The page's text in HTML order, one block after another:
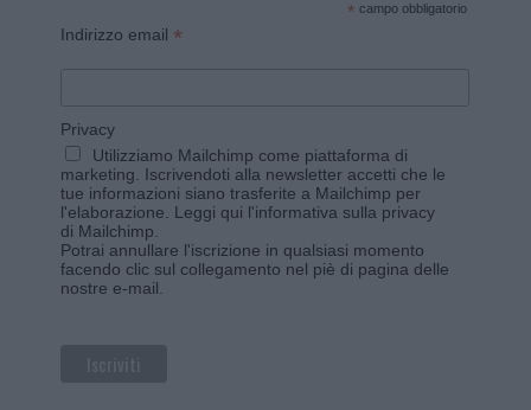
* campo obbligatorio
Indirizzo email *
Privacy
Utilizziamo Mailchimp come piattaforma di
marketing. Iscrivendoti alla newsletter accetti che le
tue informazioni siano trasferite a Mailchimp per
l'elaborazione. Leggi qui l'informativa sulla privacy
di Mailchimp
Potrai annullare l'iscrizione in qualsiasi momento
facendo clic sul collegamento nel piè di pagina delle
nostre e-mail.